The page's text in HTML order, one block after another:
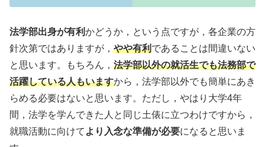
法学部出身が有利かどうか，という点ですが，各企業の方
針次第ではありますが， やや有利であることは間違いない
と思います。もちろん， 法学部以外の就活生でも法務部で
活躍している人もいますから，法学部以外でも簡単にあき
らめる必要はないと思います。ただし，やはり大学4年
間，法学を学んできた人と同じ土俵に立つわけですから，
就職活動に向けて より入念な準備が必要になると思いま